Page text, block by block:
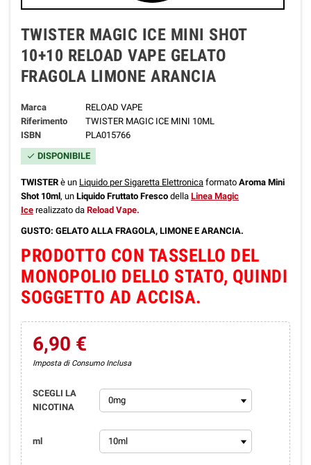
TWISTER MAGIC ICE MINI SHOT
10+10 RELOAD VAPE GELATO
FRAGOLA LIMONE ARANCIA
Marca
RELOAD VAPE
Riferimento
TWISTER MAGIC ICE MINI 10ML
ISBN
PLA015766
check DISPONIBILE
TWISTER è un Liquido per Sigaretta Elettronica formato Aroma Mini
Shot 10ml, un Liquido Fruttato Fresco della Linea Magic
Ice realizzato da Reload Vape.
GUSTO: GELATO ALLA FRAGOLA, LIMONE E ARANCIA.
PRODOTTO CON TASSELLO DEL
MONOPOLIO DELLO STATO, QUINDI
SOGGETTO AD ACCISA.
6,90 €
Imposta di Consumo Inclusa
SCEGLI LA
NICOTINA
ml